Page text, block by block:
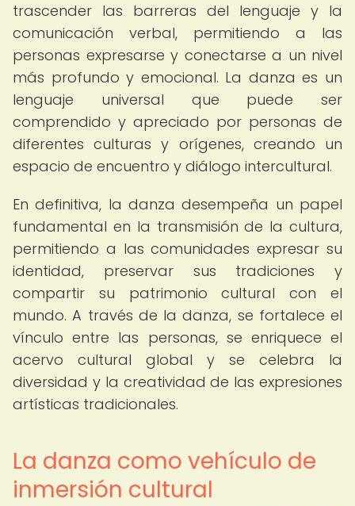
trascender las barreras del lenguaje y la
comunicación verbal, permitiendo a las
personas expresarse y conectarse a un nivel
más profundo y emocional. La danza es un
lenguaje universal que puede ser
comprendido y apreciado por personas de
diferentes culturas y orígenes, creando un
espacio de encuentro y diálogo intercultural.
En definitiva, la danza desempeña un papel
fundamental en la transmisión de la cultura,
permitiendo a las comunidades expresar su
identidad, preservar sus tradiciones y
compartir su patrimonio cultural con el
mundo. A través de la danza, se fortalece el
vínculo entre las personas, se enriquece el
acervo cultural global y se celebra la
diversidad y la creatividad de las expresiones
artísticas tradicionales.
La danza como vehículo de
inmersión cultural